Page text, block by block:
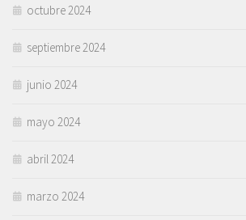
octubre 2024
septiembre 2024
junio 2024
mayo 2024
abril 2024
marzo 2024